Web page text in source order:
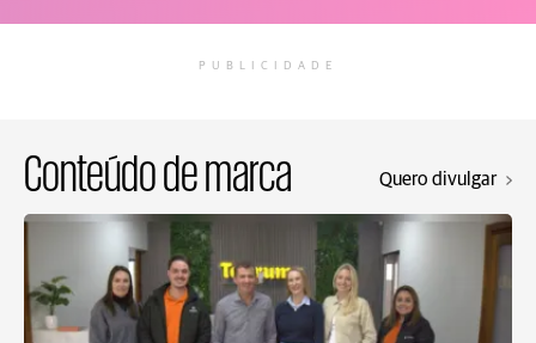
PUBLICIDADE
Conteúdo de marca Quero divulgar